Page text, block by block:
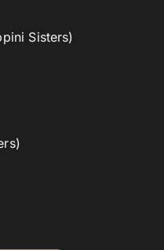
Sisters)